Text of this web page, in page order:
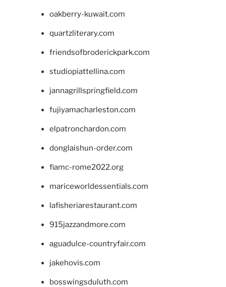
oakberry-kuwait.com
quartzliterary.com
friendsofbroderickpark.com
studiopiattellina.com
jannagrillspringfield.com
fujiyamacharleston.com
elpatronchardon.com
donglaishun-order.com
fiamc-rome2022.org
mariceworldessentials.com
lafisheriarestaurant.com
915jazzandmore.com
aguadulce-countryfair.com
jakehovis.com
bosswingsduluth.com